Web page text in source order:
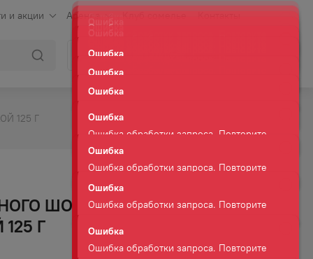
и акции Аренда Клуб сомелье Контакты
Войти
125 Г
ШОКОЛАДА
Г
Ошибка
запрос через минуту.
Ошибка
запрос через минуту.
Ошибка обработки запроса. Повторите
запрос через минуту.
Ошибка
Ошибка обработки запроса. Повторите
запрос через минуту.
Ошибка
Ошибка обработки запроса. Повторите
запрос через минуту.
запрос через минуту.